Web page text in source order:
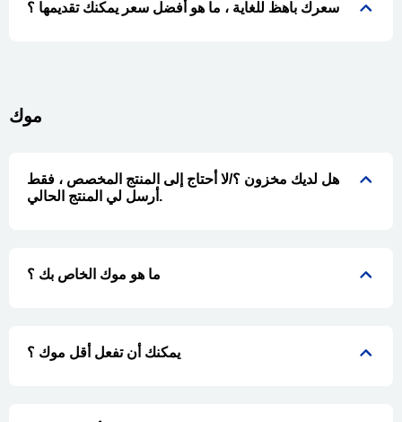
سعرك باهظ للغاية ، ما هو أفضل سعر يمكنك تقديمها ؟
موك
هل لديك مخزون ؟/لا أحتاج إلى المنتج المخصص ، فقط
أرسل لي المنتج الحالي.
ما هو موك الخاص بك ؟
يمكنك أن تفعل أقل موك ؟